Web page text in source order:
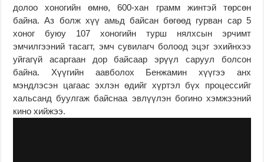
долоо хоногийн өмнө, 600-хан грамм жинтэй төрсөн
байна. Аз болж хүү амьд байсан бөгөөд гурван сар 5
хоног буюу 107 хоногийн турш нялхсын эрчимт
эмчилгээний тасагт, эмч сувилагч болоод эцэг эхийнхээ
уйгагүй асаргаан дор байсаар эрүүл саруул болсон
байна. Хүүгийн аавболох Бенжамин хүүгээ анх
мэндлэсэн цагаас эхлэн өдийг хүртэл бүх процессийг
хальсанд буулгаж байснаа эвлүүлэн богино хэмжээний
кино хийжээ.